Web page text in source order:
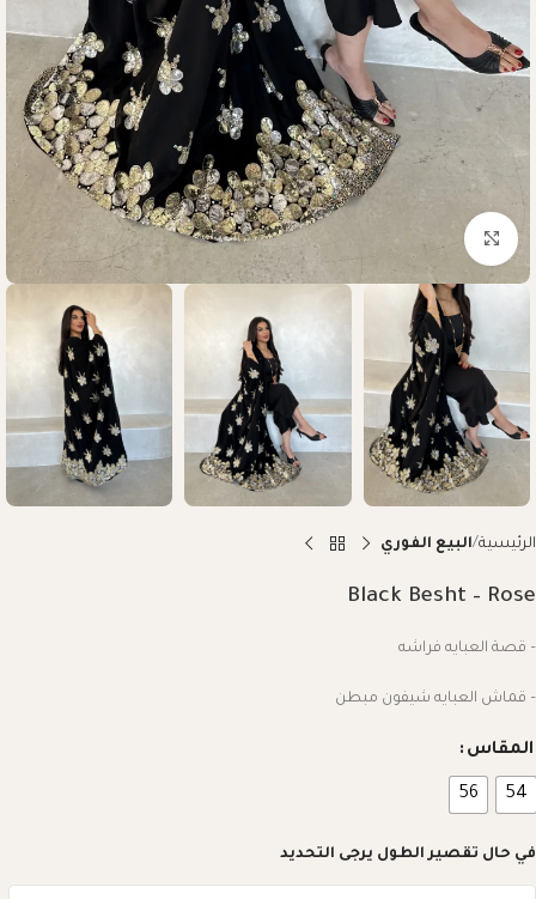
Click to enlarge
الرئيسية البيع الفوري
Black Besht – Rose
– قصة العبايه فراشه
– قماش العبايه شيفون مبطن
المقاس
54
56
في حال تقصير الطول يرجى التحديد